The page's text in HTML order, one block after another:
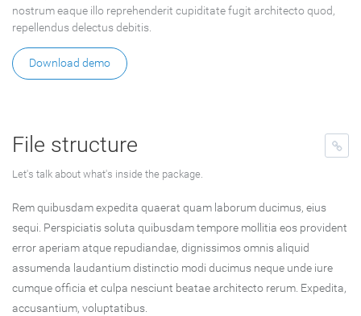
nostrum eaque illo reprehenderit cupiditate fugit architecto quod,
repellendus delectus debitis.
Download demo
File structure
Let's talk about what's inside the package.
Rem quibusdam expedita quaerat quam laborum ducimus, eius
sequi. Perspiciatis soluta quibusdam tempore mollitia eos provident
error aperiam atque repudiandae, dignissimos omnis aliquid
assumenda laudantium distinctio modi ducimus neque unde iure
cumque officia et culpa nesciunt beatae architecto rerum. Expedita,
accusantium, voluptatibus.